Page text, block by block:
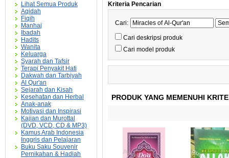
Lihat Semua Produk
Aqidah
Fiqih
Manhaj
Ibadah
Hadits
Wanita
Keluarga
Syarah dan Tafsir
Terapi Penyakit Hati
Dakwah dan Tarbiyah
Al Qur'an
Sejarah dan Kisah
Kesehatan dan Herbal
Anak-anak
Motivasi dan Inspirasi
Kajian dan Murottal
(DVD, VCD, CD & MP3)
Kamus Arab Indonesia
Inggris dan Pelajaran
Buku Saku Souvenir
Pernikahan & Hadiah
Kriteria Pencarian
Cari:
Cari deskripsi produk
Cari model produk
PRODUK YANG MEMENUHI